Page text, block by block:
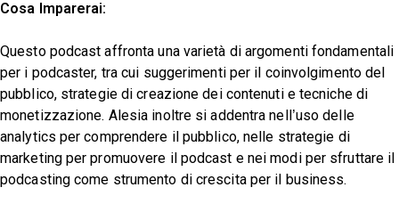
Cosa Imparerai:
Questo podcast affronta una varietà di argomenti fondamentali
per i podcaster, tra cui suggerimenti per il coinvolgimento del
pubblico, strategie di creazione dei contenuti e tecniche di
monetizzazione. Alesia inoltre si addentra nell’uso delle
analytics per comprendere il pubblico, nelle strategie di
marketing per promuovere il podcast e nei modi per sfruttare il
podcasting come strumento di crescita per il business.